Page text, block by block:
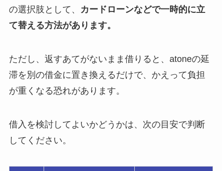
の選択肢として、
カードローンなどで一時的に立
て替える方法があります。
ただし、返すあてがないまま借りると、atoneの延
滞を別の借金に置き換えるだけで、かえって負担
が重くなる恐れがあります。
借入を検討してよいかどうかは、次の目安で判断
してください。